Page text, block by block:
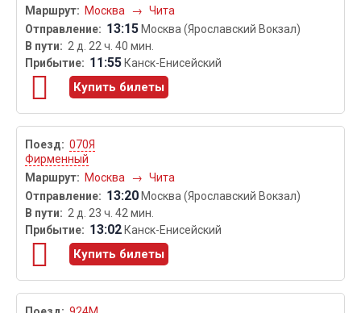
Москва
→ Чита
13:15 Москва (Ярославский Вокзал)
2 д. 22 ч. 40 мин.
11:55 Канск-Енисейский
Купить билеты
070Я
Фирменный
Москва
→ Чита
13:20 Москва (Ярославский Вокзал)
2 д. 23 ч. 42 мин.
13:02 Канск-Енисейский
Купить билеты